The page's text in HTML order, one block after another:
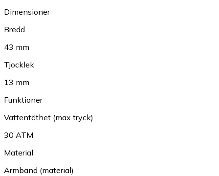
Dimensioner
Bredd
43 mm
Tjocklek
13 mm
Funktioner
Vattentäthet (max tryck)
30 ATM
Material
Armband (material)